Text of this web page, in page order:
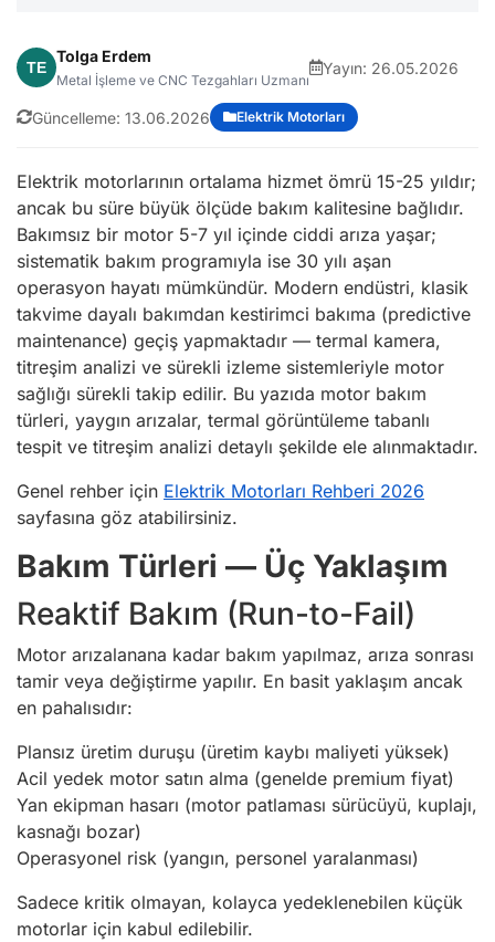
Tolga Erdem
Metal İşleme ve CNC Tezgahları Uzmanı
Yayın: 26.05.2026
Güncelleme: 13.06.2026 Elektrik Motorları
Elektrik motorlarının ortalama hizmet ömrü 15-25 yıldır;
ancak bu süre büyük ölçüde bakım kalitesine bağlıdır.
Bakımsız bir motor 5-7 yıl içinde ciddi arıza yaşar;
sistematik bakım programıyla ise 30 yılı aşan
operasyon hayatı mümkündür. Modern endüstri, klasik
takvime dayalı bakımdan kestirimci bakıma (predictive
maintenance) geçiş yapmaktadır — termal kamera,
titreşim analizi ve sürekli izleme sistemleriyle motor
sağlığı sürekli takip edilir. Bu yazıda motor bakım
türleri, yaygın arızalar, termal görüntüleme tabanlı
tespit ve titreşim analizi detaylı şekilde ele alınmaktadır.
Genel rehber için Elektrik Motorları Rehberi 2026
sayfasına göz atabilirsiniz.
Bakım Türleri — Üç Yaklaşım
Reaktif Bakım (Run-to-Fail)
Motor arızalanana kadar bakım yapılmaz, arıza sonrası
tamir veya değiştirme yapılır. En basit yaklaşım ancak
en pahalısıdır:
Plansız üretim duruşu (üretim kaybı maliyeti yüksek)
Acil yedek motor satın alma (genelde premium fiyat)
Yan ekipman hasarı (motor patlaması sürücüyü, kuplajı,
kasnağı bozar)
Operasyonel risk (yangın, personel yaralanması)
Sadece kritik olmayan, kolayca yedeklenebilen küçük
motorlar için kabul edilebilir.